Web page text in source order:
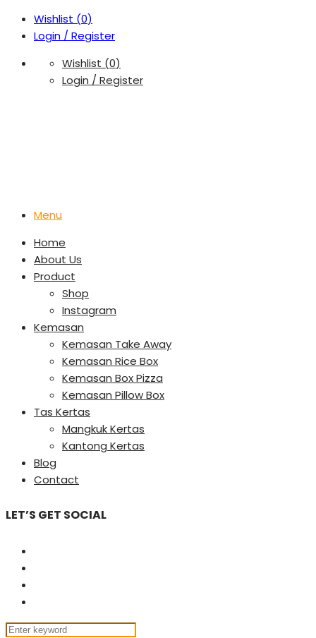
Wishlist (0)
Login / Register
Wishlist (0)
Login / Register
Menu
Home
About Us
Product
Shop
Instagram
Kemasan
Kemasan Take Away
Kemasan Rice Box
Kemasan Box Pizza
Kemasan Pillow Box
Tas Kertas
Mangkuk Kertas
Kantong Kertas
Blog
Contact
LET’S GET SOCIAL